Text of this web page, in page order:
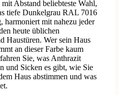
Abstand beliebteste Wahl,
tiefe Dunkelgrau RAL 7016
mit nahezu jeder
heute üblichen
Haustüren. Wer sein Haus
an dieser Farbe kaum
Sie, was Anthrazit
und Sicken es gibt, wie Sie
Haus abstimmen und was